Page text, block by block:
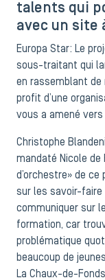
talents qui
avec un site
Europa Star: Le
sous-traitant qui
en rassemblant de
profit d’une
vous a amené
Christophe
mandaté Nicole de
d’orchestre» de
sur les savoir-faire
communiquer sur
formation, car
problématique
beaucoup de
La Chaux-de-